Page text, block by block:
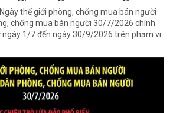
thế giới phòng, chống mua bán người
chống mua bán người 30/7/2026 chính
1/7 đến ngày 30/9/2026 trên phạm vi